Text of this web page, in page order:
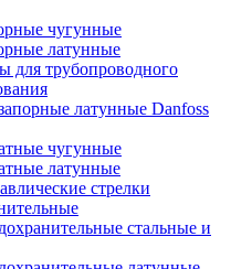
чугунные
латунные
для трубопроводного
латунные Danfoss
чугунные
латунные
стрелки
стальные и